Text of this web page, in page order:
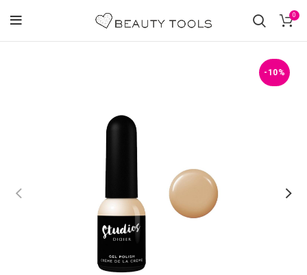
0
-10%